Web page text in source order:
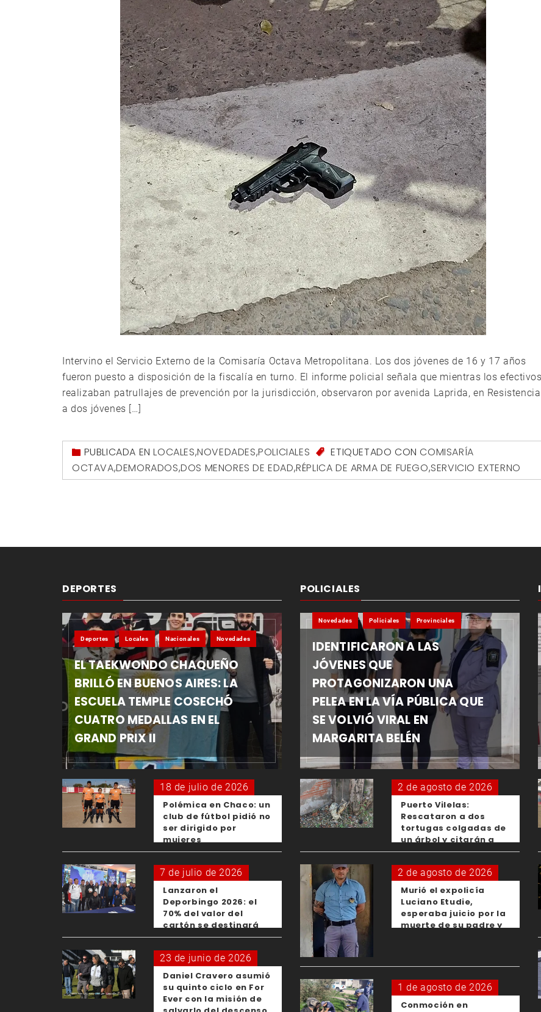
Intervino el Servicio Externo de la Comisaría Octava Metropolitana. Los dos jóvenes de 16 y 17 años
fueron puesto a disposición de la fiscalía en turno. El informe policial señala que mientras los efectivos
realizaban patrullajes de prevención por la jurisdicción, observaron por avenida Laprida, en Resistencia
a dos jóvenes […]
PUBLICADA ENLOCALES,NOVEDADES,POLICIALES ETIQUETADO CONCOMISARÍA
OCTAVA,DEMORADOS,DOS MENORES DE EDAD,RÉPLICA DE ARMA DE FUEGO,SERVICIO EXTERNO
DEPORTES
Deportes Locales Nacionales Novedades
EL TAEKWONDO CHAQUEÑO
BRILLÓ EN BUENOS AIRES: LA
ESCUELA TEMPLE COSECHÓ
CUATRO MEDALLAS EN EL
GRAND PRIX II
18 de julio de 2026
Polémica en Chaco: un
club de fútbol pidió no
ser dirigido por
mujeres
7 de julio de 2026
Lanzaron el
Deporbingo 2026: el
70% del valor del
cartón se destinará
para los clubes
23 de junio de 2026
Daniel Cravero asumió
su quinto ciclo en For
Ever con la misión de
POLICIALES
Novedades Policiales Provinciales
IDENTIFICARON A LAS
JÓVENES QUE
PROTAGONIZARON UNA
PELEA EN LA VÍA PÚBLICA QUE
SE VOLVIÓ VIRAL EN
MARGARITA BELÉN
2 de agosto de 2026
Puerto Vilelas:
Rescataron a dos
tortugas colgadas de
un árbol y citarán a
los padres de los
menores responsables
2 de agosto de 2026
Murió el expolicía
Luciano Etudie,
esperaba juicio por la
muerte de su padre y
1 de agosto de 2026
Conmoción en